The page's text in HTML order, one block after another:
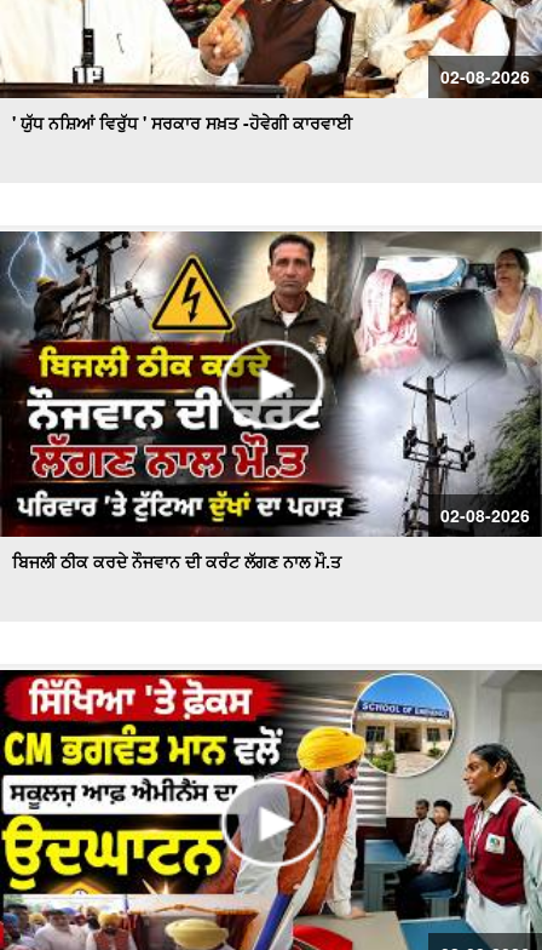
02-08-2026
' ਯੁੱਧ ਨਸ਼ਿਆਂ ਵਿਰੁੱਧ ' ਸਰਕਾਰ ਸਖ਼ਤ -ਹੋਵੇਗੀ ਕਾਰਵਾਈ
02-08-2026
ਬਿਜਲੀ ਠੀਕ ਕਰਦੇ ਨੌਜਵਾਨ ਦੀ ਕਰੰਟ ਲੱਗਣ ਨਾਲ ਮੌ.ਤ